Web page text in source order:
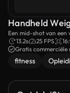
Handheld
Een mid-shot van
handgewicht.
13.2s 25 FPS
Gratis commerciële
fitness